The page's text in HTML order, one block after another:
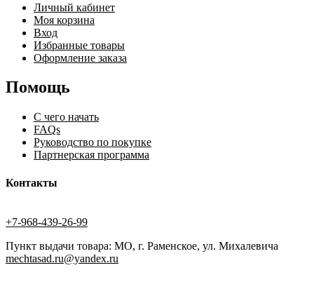
Личный кабинет
Моя корзина
Вход
Избранные товары
Оформление заказа
Помощь
С чего начать
FAQs
Руководство по покупке
Партнерская программа
Контакты
+7-968-439-26-99
Пункт выдачи товара: МО, г. Раменское, ул. Михалевича
mechtasad.ru@yandex.ru